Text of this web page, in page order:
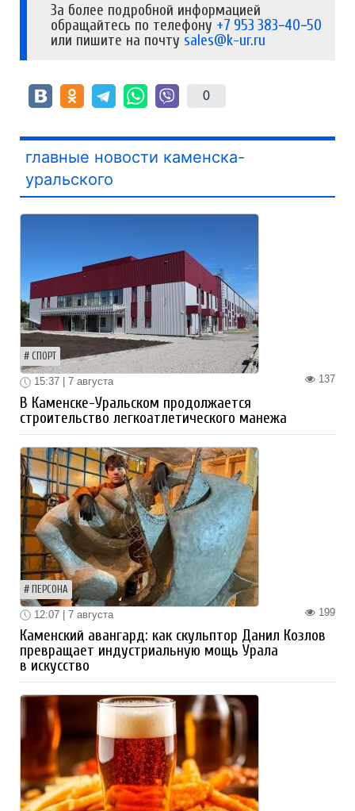
За более подробной информацией
обращайтесь по телефону +7 953 383−40−50
или пишите на почту sales@k-ur.ru
0
главные новости каменска-
уральского
СПОРТ
137
15:37 | 7 августа
В Каменске-Уральском продолжается
строительство легкоатлетического манежа
ПЕРСОНА
199
12:07 | 7 августа
Каменский авангард: как скульптор Данил Козлов
превращает индустриальную мощь Урала
в искусство